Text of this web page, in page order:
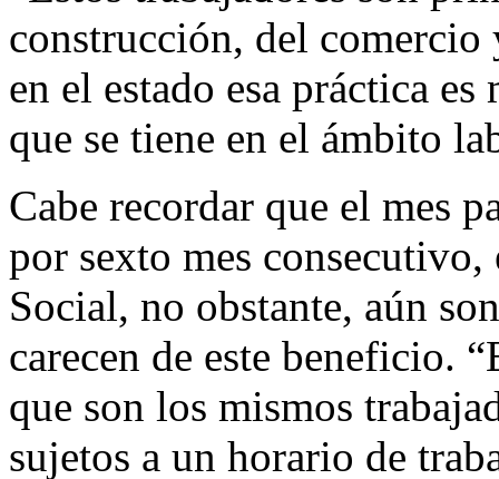
construcción, del
en el estado esa práctica
que se tiene en el ámbito
Cabe recordar que el mes
por sexto mes
Social, no obstante, aún
carecen de este beneficio.
que son los mismos
sujetos a un horario de